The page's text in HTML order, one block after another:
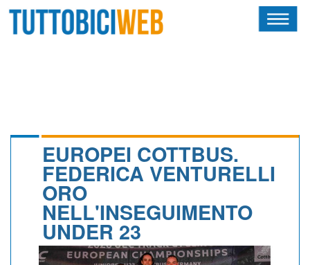
CALENDARIO
ALBI D'ORO
EUROPEI COTTBUS.
FEDERICA VENTURELLI
ORO
NELL'INSEGUIMENTO
UNDER 23